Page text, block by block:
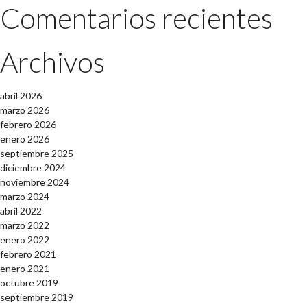
Comentarios recientes
Archivos
abril 2026
marzo 2026
febrero 2026
enero 2026
septiembre 2025
diciembre 2024
noviembre 2024
marzo 2024
abril 2022
marzo 2022
enero 2022
febrero 2021
enero 2021
octubre 2019
septiembre 2019